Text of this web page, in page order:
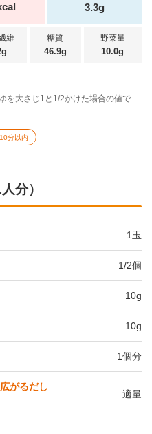
3.3g
維 糖質
46.9g
野菜量
10.0g
を大さじ1と1/2かけた場合の値で
10分以内
分）
1玉
1/2個
10g
10g
1個分
がるだし
適量